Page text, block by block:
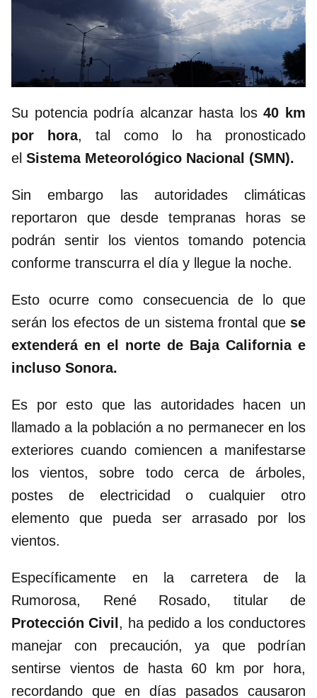
Su potencia podría alcanzar hasta los40 km
por hora, tal como lo ha pronosticado
el Sistema Meteorológico Nacional (SMN).
Sin embargo las autoridades climáticas
reportaron que desde tempranas horas se
podrán sentir los vientos tomando potencia
conforme transcurra el día y llegue la noche.
Esto ocurre como consecuencia de lo que
serán los efectos de un sistema frontal que se
extenderá en el norte de Baja California e
incluso Sonora.
Es por esto que las autoridades hacen un
llamado a la población a no permanecer en los
exteriores cuando comiencen a manifestarse
los vientos, sobre todo cerca de árboles,
postes de electricidad o cualquier otro
elemento que pueda ser arrasado por los
vientos.
Específicamente en la carretera de la
Rumorosa, René Rosado, titular de
Protección Civil , ha pedido a los conductores
manejar con precaución, ya que podrían
sentirse vientos de hasta 60 km por hora,
recordando que en días pasados causaron